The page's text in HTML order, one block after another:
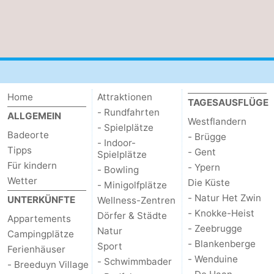
Home
ALLGEMEIN
Badeorte
Tipps
Für kindern
Wetter
UNTERKÜNFTE
Appartements
Campingplätze
Ferienhäuser
- Breeduyn Village
Attraktionen
- Rundfahrten
- Spielplätze
- Indoor-
Spielplätze
- Bowling
- Minigolfplätze
Wellness-Zentren
Dörfer & Städte
Natur
Sport
- Schwimmbader
TAGESAUSFLÜGE
Westflandern
- Brügge
- Gent
- Ypern
Die Küste
- Natur Het Zwin
- Knokke-Heist
- Zeebrugge
- Blankenberge
- Wenduine